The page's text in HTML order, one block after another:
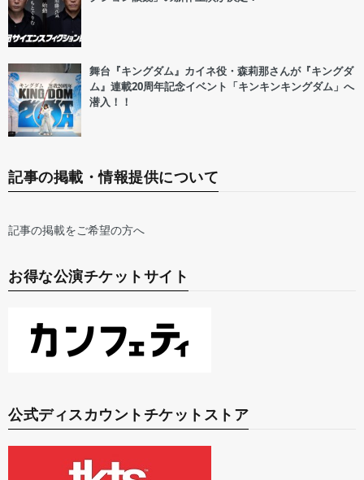
舞台『キングダム』カイネ役・森莉那さんが『キングダ
ム』連載20周年記念イベント「キンキンキングダム」へ
潜入！！
記事の掲載・情報提供について
記事の掲載をご希望の方へ
お得な公演チケットサイト
公式ディスカウントチケットストア